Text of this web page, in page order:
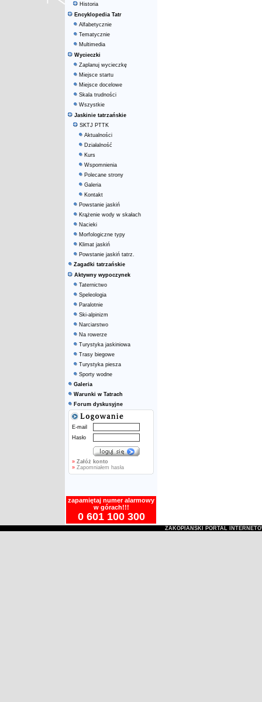
Historia
Encyklopedia Tatr
Alfabetycznie
Tematycznie
Multimedia
Wycieczki
Zaplanuj wycieczkę
Miejsce startu
Miejsce docelowe
Skala trudności
Wszystkie
Jaskinie tatrzańskie
SKTJ PTTK
Aktualności
Działalność
Kurs
Wspomnienia
Polecane strony
Galeria
Kontakt
Powstanie jaskiń
Krążenie wody w skałach
Nacieki
Morfologiczne typy
Klimat jaskiń
Powstanie jaskiń tatrz.
Zagadki tatrzańskie
Aktywny wypoczynek
Taternictwo
Speleologia
Paralotnie
Ski-alpinizm
Narciarstwo
Na rowerze
Turystyka jaskiniowa
Trasy biegowe
Turystyka piesza
Sporty wodne
Galeria
Warunki w Tatrach
Forum dyskusyjne
E-mail
Hasło
» Załóż konto
» Zapomniałem hasła
zapamiętaj numer alarmowy
w górach!!!
0 601 100 300
ZAKOPIAŃSKI PORTAL